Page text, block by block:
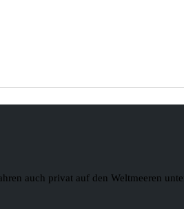
auch privat auf den Weltmeeren